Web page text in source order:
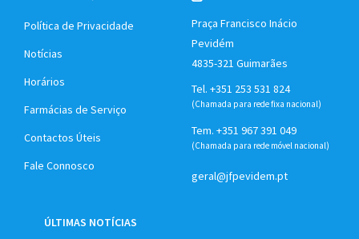
Política de Privacidade
Notícias
Horários
Farmácias de Serviço
Contactos Úteis
Fale Connosco
Praça Francisco Inácio
Pevidém
4835-321 Guimarães
Tel. +351 253 531 824
(Chamada para rede fixa nacional)
Tem. +351 967 391 049
(Chamada para rede móvel nacional)
geral@jfpevidem.pt
ÚLTIMAS NOTÍCIAS